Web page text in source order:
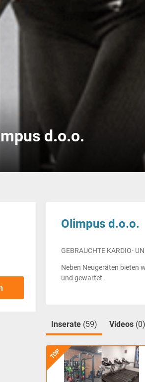
d.o.o.
Olimpus d.o.o.
GEBRAUCHTE KARDIO-
Neben Neugeräten bieten
und gewartet.
Inserate (59) Videos (0)
TOP